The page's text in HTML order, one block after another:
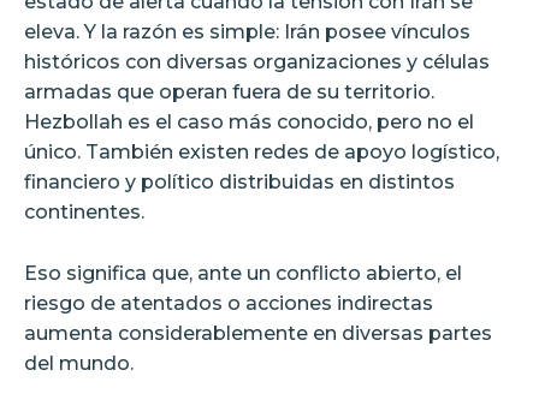
eleva. Y la razón es simple: Irán posee vínculos
históricos con diversas organizaciones y células
armadas que operan fuera de su territorio.
Hezbollah es el caso más conocido, pero no el
único. También existen redes de apoyo logístico,
financiero y político distribuidas en distintos
continentes.
Eso significa que, ante un conflicto abierto, el
riesgo de atentados o acciones indirectas
aumenta considerablemente en diversas partes
del mundo.